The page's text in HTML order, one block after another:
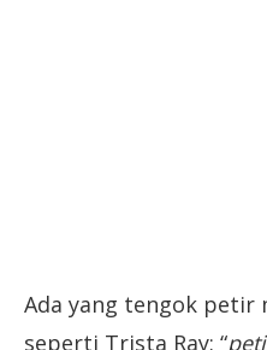
Ada yang tengok petir
seperti Trista Ray: “